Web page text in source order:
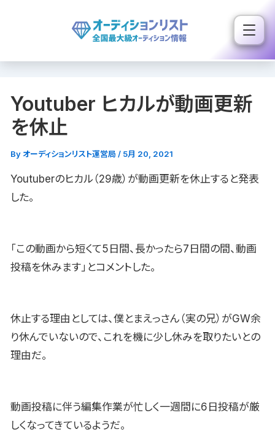
ス
Youtuber ヒカルが動画更新
を休止
By オーディションリスト運営局 / 5月 20, 2021
Youtuberのヒカル（29歳）が動画更新を休止すると発表
した。
「この動画から短くて5日間、長かったら7日間の間、動画
投稿を休みます」とコメントした。
休止する理由としては、僕とまえっさん（実の兄）がGW余
り休んでいないので、これを機に少し休みを取りたいとの
理由だ。
動画投稿に伴う編集作業が忙しく一週間に6日投稿が厳
しくなってきているようだ。